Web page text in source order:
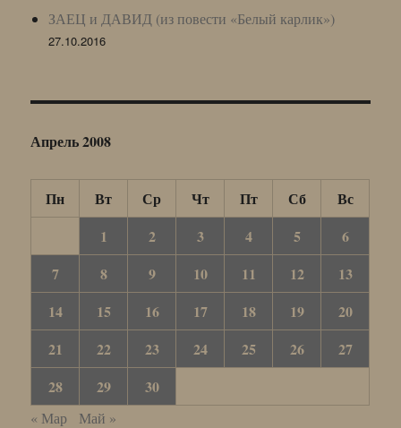
ЗАЕЦ и ДАВИД (из повести «Белый карлик»)
27.10.2016
Апрель 2008
Пн Вт Ср Чт Пт Сб
Вс
1
2 3 4 5
6
7
8 9 10 11 12
13
14
15 16 17 18 19
20
21
22 23 24 25 26
27
28
29 30
« Мар Май »